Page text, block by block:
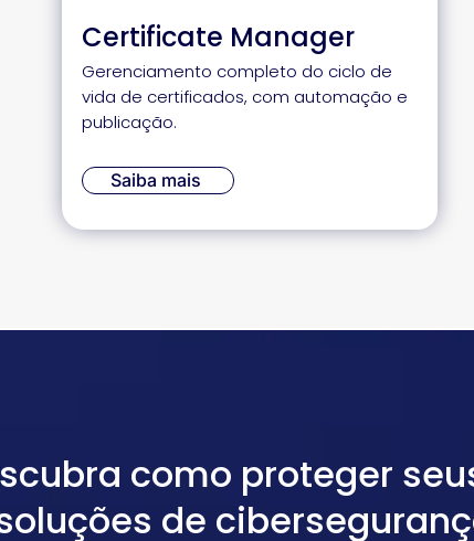
Certificate Manager
Gerenciamento completo do ciclo de
vida de certificados, com automação e
publicação.
Saiba mais
como proteger
de